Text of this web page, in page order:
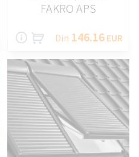
FAKRO APS
Din 146.16 EUR